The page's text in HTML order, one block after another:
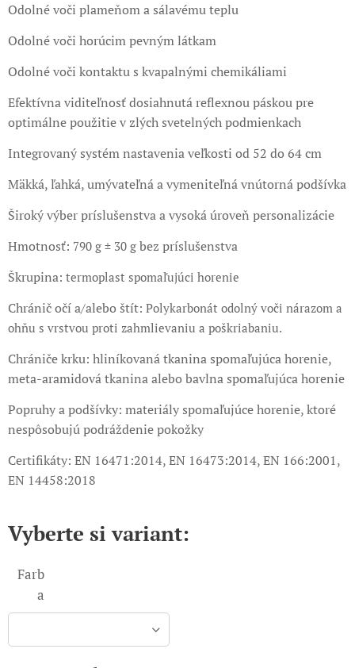
Odolné voči plameňom a sálavému teplu
Odolné voči horúcim pevným látkam
Odolné voči kontaktu s kvapalnými chemikáliami
Efektívna viditeľnosť dosiahnutá reflexnou páskou pre
optimálne použitie v zlých svetelných podmienkach
Integrovaný systém nastavenia veľkosti od 52 do 64 cm
Mäkká, ľahká, umývateľná a vymeniteľná vnútorná podšívka
Široký výber príslušenstva a vysoká úroveň personalizácie
Hmotnosť: 790 g ± 30 g bez príslušenstva
Škrupina: termoplast spomaľujúci horenie
Chránič očí a/alebo štít: Polykarbonát odolný voči nárazom a
ohňu s vrstvou proti zahmlievaniu a poškriabaniu.
Chrániče krku: hliníkovaná tkanina spomaľujúca horenie,
meta-aramidová tkanina alebo bavlna spomaľujúca horenie
Popruhy a podšívky: materiály spomaľujúce horenie, ktoré
nespôsobujú podráždenie pokožky
Certifikáty: EN 16471:2014,EN 16473:2014, EN 166:2001,
EN 14458:2018
Vyberte si variant:
Farb
a